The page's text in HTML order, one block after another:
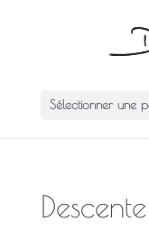
Sélectionner une